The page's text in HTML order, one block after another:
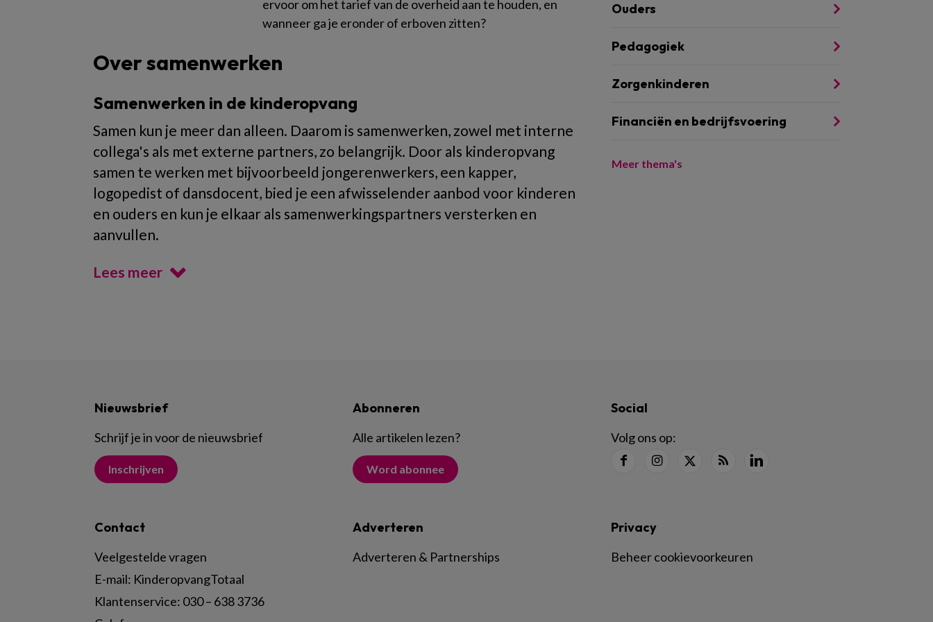
ervoor om het tarief van de overheid aan te houden, en
wanneer ga je eronder of erboven zitten?
Over samenwerken
Samenwerken in de kinderopvang
Samen kun je meer dan alleen. Daarom is samenwerken, zowel met interne
collega's als met externe partners, zo belangrijk. Door als kinderopvang
samen te werken met bijvoorbeeld jongerenwerkers, een kapper,
logopedist of dansdocent, bied je een afwisselender aanbod voor kinderen
en ouders en kun je elkaar als samenwerkingspartners versterken en
aanvullen.
Lees meer
Ouders
Pedagogiek
Zorgenkinderen
Financiën en bedrijfsvoering
Meer thema's
Nieuwsbrief
Schrijf je in voor de nieuwsbrief
Inschrijven
Abonneren
Alle artikelen lezen?
Word abonnee
Social
Volg ons op:
Contact
Veelgestelde vragen
E-mail: KinderopvangTotaal
Klantenservice: 030 – 638 3736
Adverteren
Adverteren & Partnerships
Privacy
Beheer cookievoorkeuren